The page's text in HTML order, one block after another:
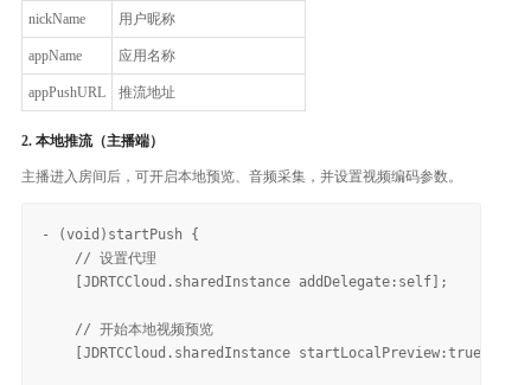
nickName 用户昵称
appName 应用名称
appPushURL 推流地址
2. 本地推流（主播端）
主播进入房间后，可开启本地预览、音频采集，并设置视频编码参数。
- (void)startPush {
    // 设置代理
    [JDRTCCloud.sharedInstance addDelegate:self];
    // 开始本地视频预览
[JDRTCCloud.sharedInstance startLocalPreview:true